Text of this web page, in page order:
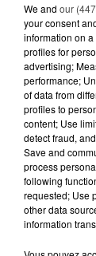
We and our
your consent
information on
profiles for
advertising;
performance;
of data from
profiles to
content; Use
detect fraud,
Save and
process
following
requested; Use
other data
information